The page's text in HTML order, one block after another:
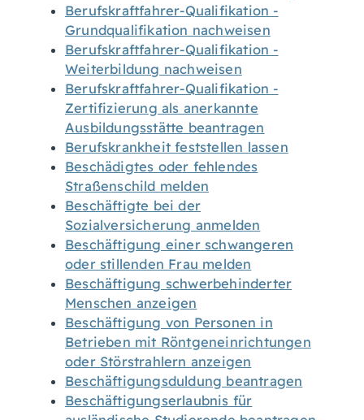
Berufskraftfahrer-Qualifikation -
Grundqualifikation nachweisen
Berufskraftfahrer-Qualifikation -
Weiterbildung nachweisen
Berufskraftfahrer-Qualifikation -
Zertifizierung als anerkannte
Ausbildungsstätte beantragen
Berufskrankheit feststellen lassen
Beschädigtes oder fehlendes
Straßenschild melden
Beschäftigte bei der
Sozialversicherung anmelden
Beschäftigung einer schwangeren
oder stillenden Frau melden
Beschäftigung schwerbehinderter
Menschen anzeigen
Beschäftigung von Personen in
Betrieben mit Röntgeneinrichtungen
oder Störstrahlern anzeigen
Beschäftigungsduldung beantragen
Beschäftigungserlaubnis für